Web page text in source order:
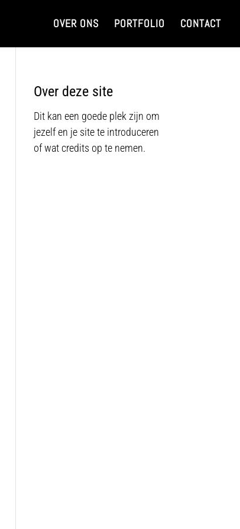
OVER ONS PORTFOLIO CONTACT
Over deze site
Dit kan een goede plek zijn om
jezelf en je site te introduceren
of wat credits op te nemen.